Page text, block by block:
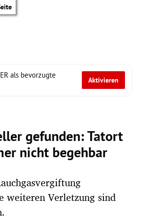
als bevorzugte
Aktivieren
gefunden: Tatort
nicht begehbar
weiteren Verletzung sind